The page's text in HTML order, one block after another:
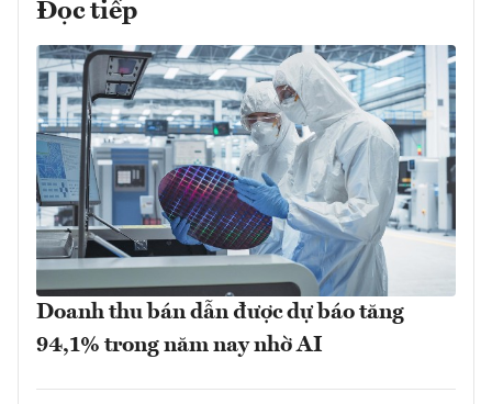
Đọc tiếp
Doanh thu bán dẫn được dự báo tăng
94,1% trong năm nay nhờ AI